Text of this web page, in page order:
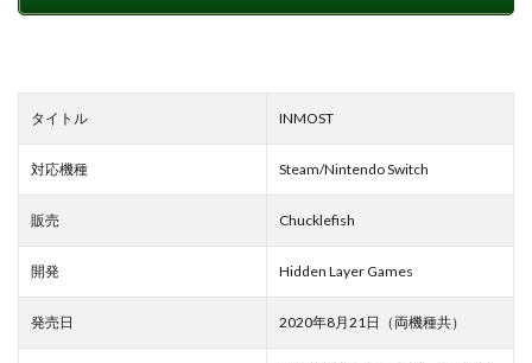
タイトル INMOST
対応機種 Steam/Nintendo Switch
販売 Chucklefish
開発 Hidden Layer Games
発売日 2020年8月21日（両機種共）